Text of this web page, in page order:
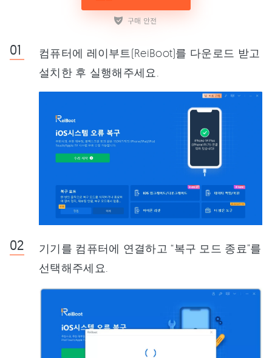
컴퓨터에 레이부트(ReiBoot)를 다운로드 받고
설치한 후 실행해주세요.
기기를 컴퓨터에 연결하고 “복구 모드 종료”를
선택해주세요.